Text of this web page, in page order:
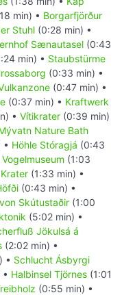
min) • Borgarfjörður
Stuhl (0:28 min) •
Sænautasel (0:43
min) • Staubstürme
(0:33 min) •
(0:47 min) •
(0:37 min) • Kraftwerk
• Vítikrater (0:39 min)
Nature Bath
• Höhle Stóragjá (0:43
Vogelmuseum (1:03
(1:33 min) •
(0:43 min) •
Skútustaðir (1:00
(5:02 min) •
Jökulsá á
(2:02 min) •
• Schlucht Ásbyrgi
Halbinsel Tjörnes (1:01
(0:55 min) •